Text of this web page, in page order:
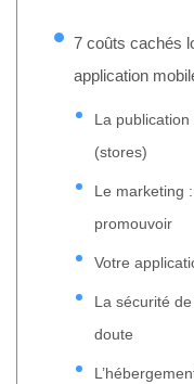
7 coûts cachés
application
La publication
(stores)
Le marketing
promouvoir
Votre
La sécurité
doute